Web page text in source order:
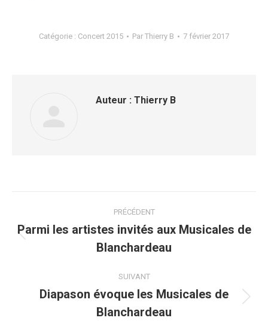
Catégorie : Concert 2015 Par Thierry B 7 février 2017
Auteur : Thierry B
article
PRÉCÉDENT
précédent
Parmi les artistes invités aux Musicales de
Blanchardeau
SUIVANT
suivant
Diapason évoque les Musicales de
Blanchardeau